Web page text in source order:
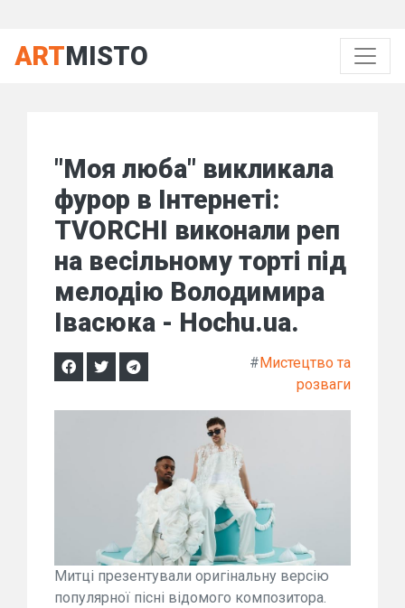
ARTMISTO
"Моя люба" викликала
фурор в Інтернеті:
TVORCHI виконали реп
на весільному торті під
мелодію Володимира
Івасюка - Hochu.ua.
#Мистецтво та
розваги
Митці презентували оригінальну версію
популярної пісні відомого композитора.